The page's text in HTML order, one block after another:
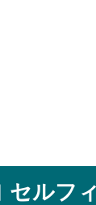
セルフ